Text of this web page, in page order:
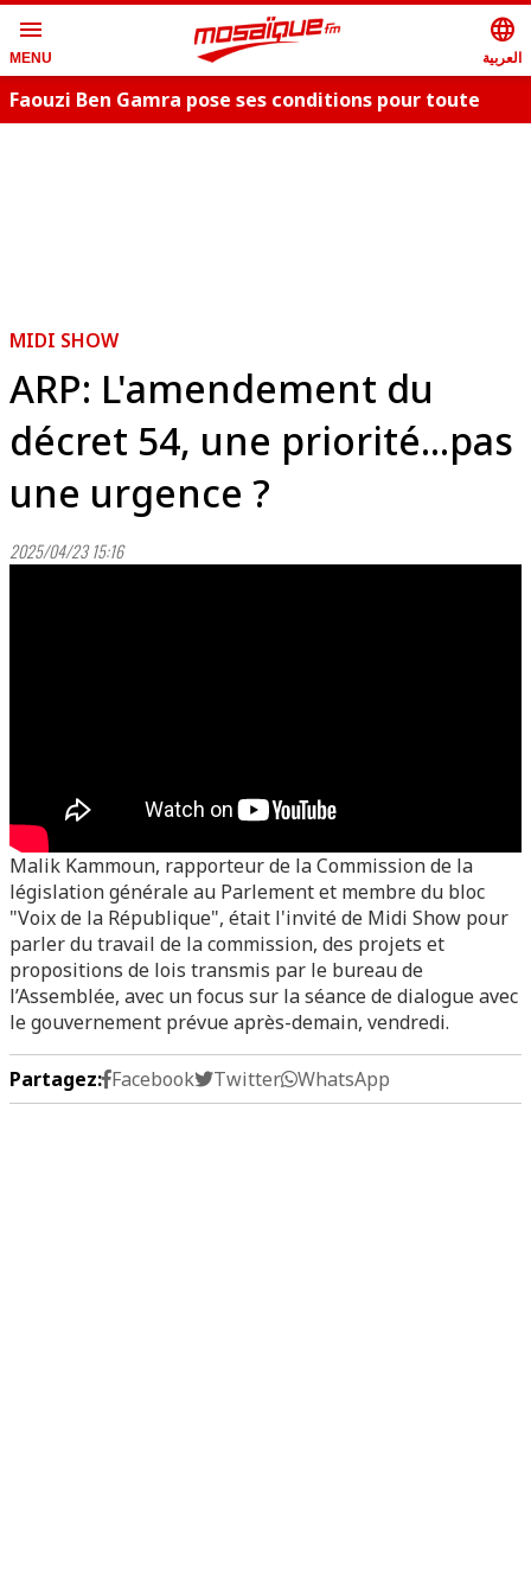
menu
MENU
language
العربية
Faouzi Ben Gamra pose ses conditions pour toute
MIDI SHOW
ARP: L'amendement du
décret 54, une priorité...pas
une urgence ?
2025/04/23 15:16
Malik Kammoun, rapporteur de la Commission de la
législation générale au Parlement et membre du bloc
"Voix de la République", était l'invité de Midi Show pour
parler du travail de la commission, des projets et
propositions de lois transmis par le bureau de
l’Assemblée, avec un focus sur la séance de dialogue avec
le gouvernement prévue après-demain, vendredi.
Partagez: Facebook Twitter WhatsApp